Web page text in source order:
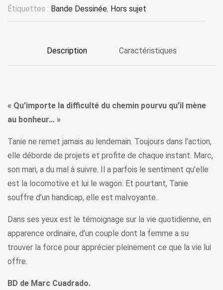
Étiquettes : Bande Dessinée, Hors sujet
Description Caractéristiques
« Qu’importe la difficulté du chemin pourvu qu’il mène
au bonheur… »
Tanie ne remet jamais au lendemain. Toujours dans l’action,
elle déborde de projets et profite de chaque instant. Marc,
son mari, a du mal à suivre. Il a parfois le sentiment qu’elle
est la locomotive et lui le wagon. Et pourtant, Tanie
souffre d’un handicap, elle est malvoyante.
Dans ses yeux est le témoignage sur la vie quotidienne, en
apparence ordinaire, d’un couple dont la femme a su
trouver la force pour apprécier pleinement ce que la vie lui
offre.
BD de Marc Cuadrado.